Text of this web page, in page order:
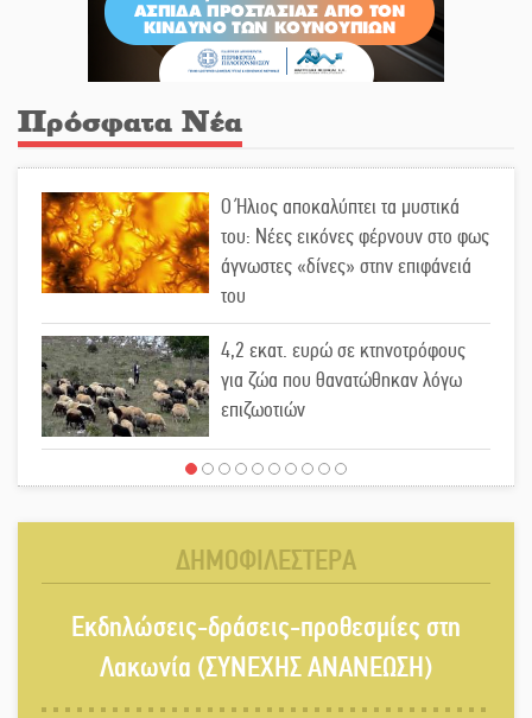
Πρόσφατα Νέα
Ο Ήλιος αποκαλύπτει τα μυστικά
του: Νέες εικόνες φέρνουν στο φως
άγνωστες «δίνες» στην επιφάνειά
του
4,2 εκατ. ευρώ σε κτηνοτρόφους
για ζώα που θανατώθηκαν λόγω
επιζωοτιών
Η ψυχολογία της ανατροπής στο
στη Νεάπολη
ΔΗΜΟΦΙΛΕΣΤΕΡΑ
Εκδηλώσεις-δράσεις-προθεσμίες στη
Λακωνία (ΣΥΝΕΧΗΣ ΑΝΑΝΕΩΣΗ)